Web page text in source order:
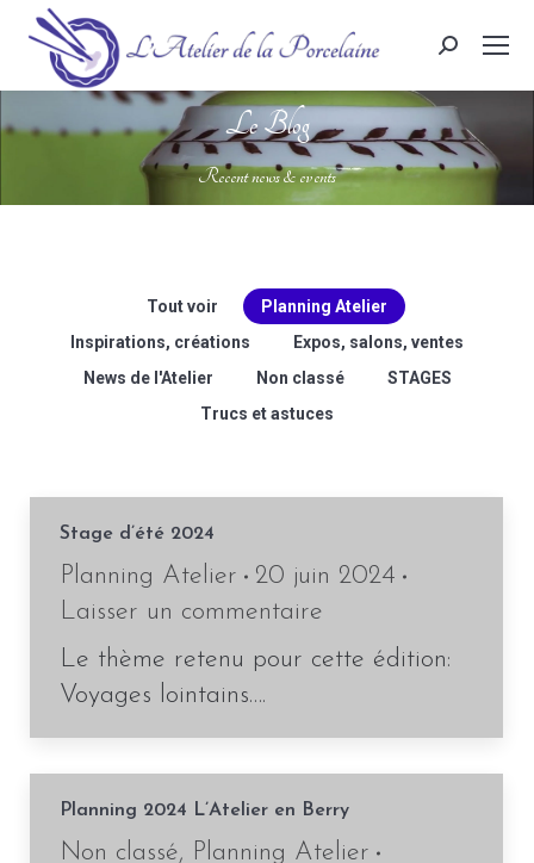
Search:
Le Blog
Recent news & events
Vous êtes ici :
Tout voir
Planning Atelier
Inspirations, créations
Expos, salons, ventes
News de l'Atelier
Non classé
STAGES
Trucs et astuces
Stage d’été 2024
Planning Atelier
20 juin 2024
Laisser un commentaire
Le thème retenu pour cette édition:
Voyages lointains….
Planning 2024 L’Atelier en Berry
Non classé, Planning Atelier